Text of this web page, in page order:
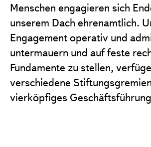
als Unternehmen
weitere Möglichkeiten
Stiftungsfonds
Projekte
Förderantrag stellen
Satzung & Grundsätze
Jahresberichte
Menschen engagieren sich
unserem Dach ehrenamtlich.
Engagement operativ und
untermauern und auf feste
Fundamente zu stellen,
verschiedene
vierköpfiges